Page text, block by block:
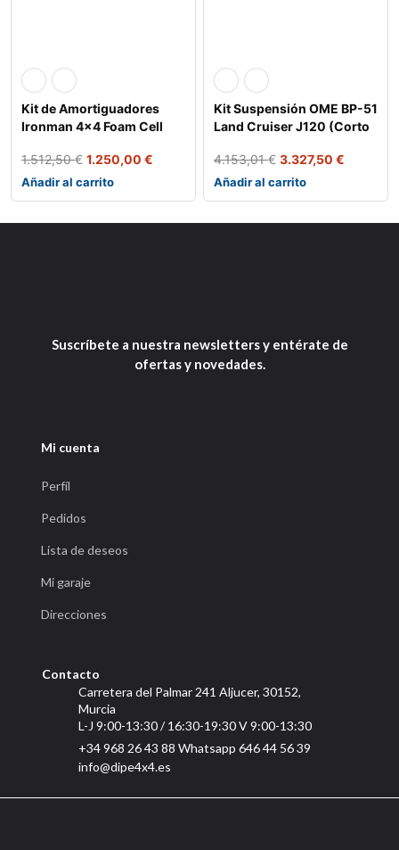
Kit de Amortiguadores
Ironman 4×4 Foam Cell
1.512,50€ 1.250,00 €
Añadir al carrito
Kit Suspensión OME BP-51
Land Cruiser J120 (Corto
4.153,01€ 3.327,50 €
Añadir al carrito
Suscríbete a nuestra newsletters y entérate de
ofertas y novedades.
Mi cuenta
Perfíl
Pedidos
Lista de deseos
Mi garaje
Direcciones
Contacto
Carretera del Palmar 241 Aljucer, 30152,
Murcia
L-J 9:00-13:30 / 16:30-19:30 V 9:00-13:30
+34 968 26 43 88 Whatsapp 646 44 56 39
info@dipe4x4.es